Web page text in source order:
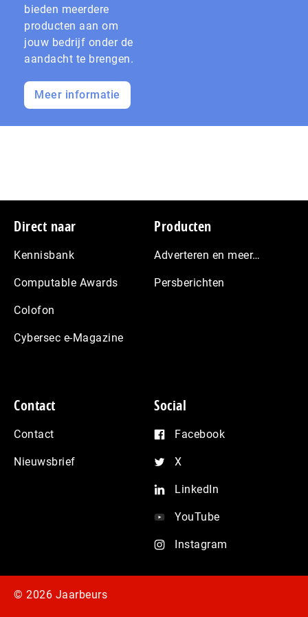
bieden meerdere
producten aan om
jouw bedrijf onder de
aandacht te brengen.
Meer informatie
Footer
Direct naar
Kennisbank
Computable Awards
Colofon
Cybersec e-Magazine
Producten
Adverteren en meer…
Persberichten
Contact
Contact
Nieuwsbrief
Social
Facebook
X
LinkedIn
YouTube
Instagram
© 2026 Jaarbeurs